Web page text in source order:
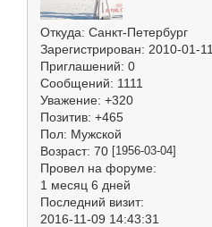
Откуда: Санкт-Петербург
Зарегистрирован: 2010-01-11
Приглашений: 0
Сообщений: 1111
Уважение: +320
Позитив: +465
Пол: Мужской
Возраст: 70 [1956-03-04]
Провел на форуме:
1 месяц 6 дней
Последний визит:
2016-11-09 14:43:31